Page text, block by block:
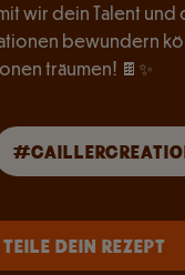
wir dein Talent und
bewundern
träumen! 🍫✨
TEILE DEIN REZEPT